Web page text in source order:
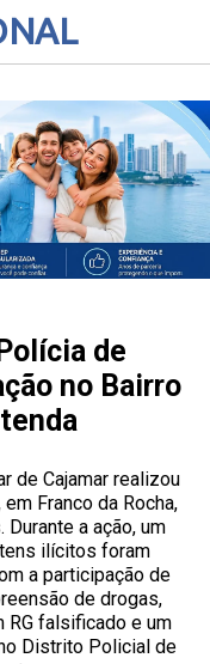
de
no Bairro
de Cajamar realizou
Franco da Rocha,
a ação, um
ilícitos foram
a participação de
de drogas,
RG falsificado e um
Distrito Policial de